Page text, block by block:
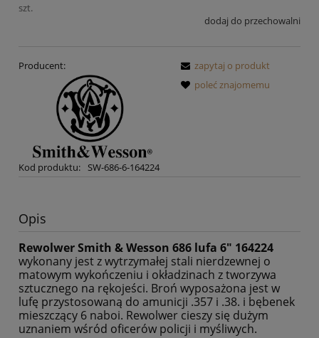
szt.
dodaj do przechowalni
Producent:
Kod produktu: SW-686-6-164224
zapytaj o produkt
poleć znajomemu
Opis
Rewolwer Smith & Wesson 686 lufa 6" 164224
wykonany jest z wytrzymałej stali nierdzewnej o
matowym wykończeniu i okładzinach z tworzywa
sztucznego na rękojeści. Broń wyposażona jest w
lufę przystosowaną do amunicji .357 i .38. i bębenek
mieszczący 6 naboi. Rewolwer cieszy się dużym
uznaniem wśród oficerów policji i myśliwych.